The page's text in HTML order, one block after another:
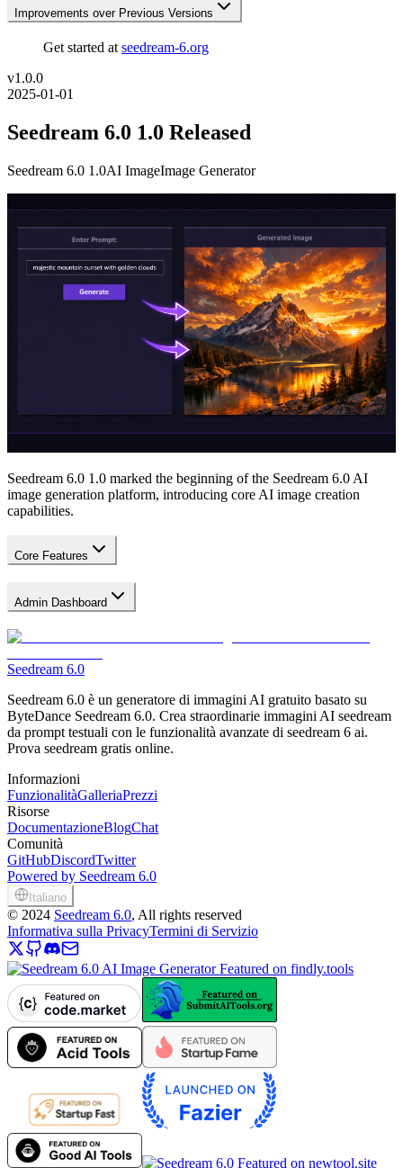
Improvements over Previous Versions
Get started at seedream-6.org
v1.0.0
2025-01-01
Seedream 6.0 1.0 Released
Seedream 6.0 1.0AI ImageImage Generator
Seedream 6.0 1.0 marked the beginning of the Seedream 6.0 AI
image generation platform, introducing core AI image creation
capabilities.
Core Features
Admin Dashboard
Seedream 6.0
Seedream 6.0 è un generatore di immagini AI gratuito basato su
ByteDance Seedream 6.0. Crea straordinarie immagini AI seedream
da prompt testuali con le funzionalità avanzate di seedream 6 ai.
Prova seedream gratis online.
Informazioni
FunzionalitàGalleriaPrezzi
Risorse
DocumentazioneBlogChat
Comunità
GitHubDiscordTwitter
Powered by Seedream 6.0
Italiano
© 2024 Seedream 6.0, All rights reserved
Informativa sulla PrivacyTermini di Servizio